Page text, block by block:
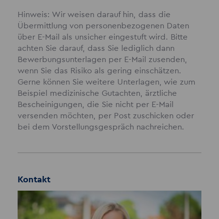
Hinweis: Wir weisen darauf hin, dass die
Übermittlung von personenbezogenen Daten
über E-Mail als unsicher eingestuft wird. Bitte
achten Sie darauf, dass Sie lediglich dann
Bewerbungsunterlagen per E-Mail zusenden,
wenn Sie das Risiko als gering einschätzen.
Gerne können Sie weitere Unterlagen, wie zum
Beispiel medizinische Gutachten, ärztliche
Bescheinigungen, die Sie nicht per E-Mail
versenden möchten, per Post zuschicken oder
bei dem Vorstellungsgespräch nachreichen.
Kontakt